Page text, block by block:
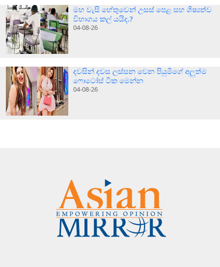
මහ වැසි හේතුවෙන් උසස් පෙළ සහ ශිෂ්‍යත්ව
විභාගය කල් යයිද.?
04-08-26
දවසින් දවස ලස්සන වෙන පියුමිගේ අලුත්ම
ෆොටෝස් ටික මෙන්න
04-08-26